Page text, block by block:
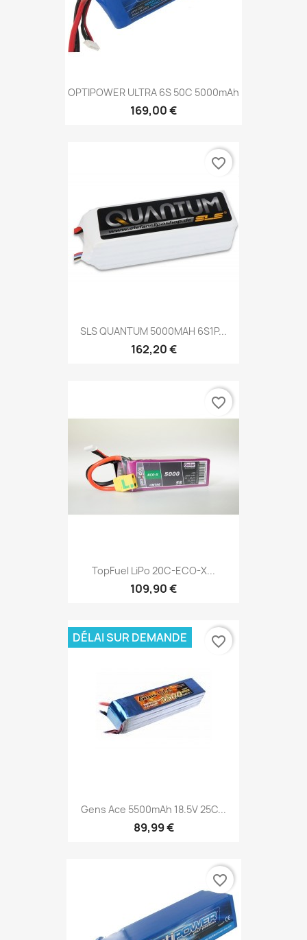
OPTIPOWER ULTRA 6S 50C 5000mAh
169,00 €
SLS QUANTUM 5000MAH 6S1P...
162,20 €
favorite_border
TopFuel LiPo 20C-ECO-X...
109,90 €
favorite_border
Gens Ace 5500mAh 18.5V 25C...
89,99 €
DÉLAI SUR DEMANDE favorite_border
favorite_border